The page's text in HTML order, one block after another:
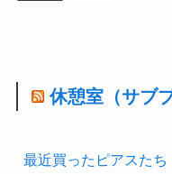
休憩室（サブ
最近買ったピアスたち